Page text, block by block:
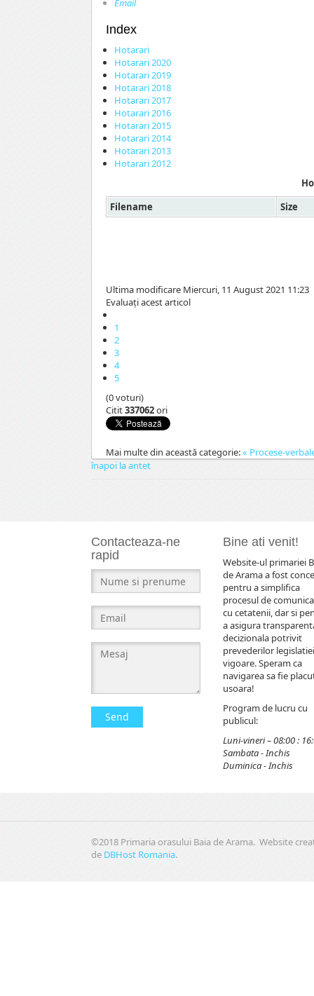
Email
Index
Hotarari
Hotarari 2020
Hotarari 2019
Hotarari 2018
Hotarari 2017
Hotarari 2016
Hotarari 2015
Hotarari 2014
Hotarari 2013
Hotarari 2012
Filename
Size
Ultima modificare Miercuri, 11 August 2021 11:23
Evaluaţi acest articol
1
2
3
4
5
(0 voturi)
Citit337062ori
Mai multe din această categorie:« Procese-
înapoi la antet
Contacteaza-ne
rapid
Send
Bine ati venit!
Website-ul primariei
de Arama a fost
pentru a simplifica
procesul de
cu cetatenii, dar si
a asigura
decizionala potrivit
prevederilor
vigoare. Speram ca
navigarea sa fie
usoara!
Program de lucru cu
publicul:
Luni-vineri – 08:00 :
Sambata - Inchis
Duminica - Inchis
©2018 Primaria orasului Baia de Arama. Website
de DBHost Romania.